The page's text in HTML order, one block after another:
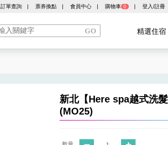
訂單查詢| 票券換點| 會員中心| 購物車 0 | 登入/註冊
精選住宿
新北【Here spa越式洗
(MO25)